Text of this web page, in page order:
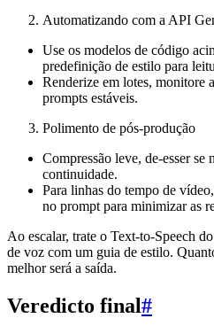
Automatizando com a API
Use os modelos de código
predefinição de estilo para
Renderize em lotes, monitore
prompts estáveis.
Polimento de pós-produção
Compressão leve, de-esser se
continuidade.
Para linhas do tempo de
no prompt para minimizar as
Ao escalar, trate o Text-to-Speech
de voz com um guia de estilo.
melhor será a saída.
Veredicto final#